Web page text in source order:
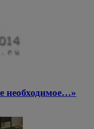
необходимое…»